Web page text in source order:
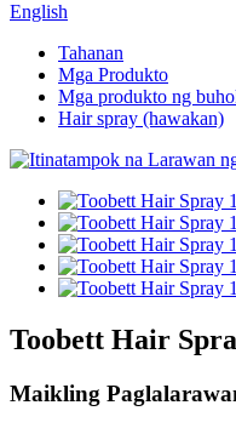
English
Tahanan
Mga Produkto
Mga produkto ng
Hair spray (hawakan)
Toobett Hair
Maikling